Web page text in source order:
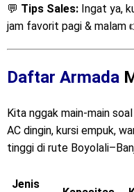
💬 Tips Sales: Ingat ya,
jam favorit pagi & malam
Daftar Armada
Kita nggak main-main
AC dingin, kursi empuk,
tinggi di rute
Jenis